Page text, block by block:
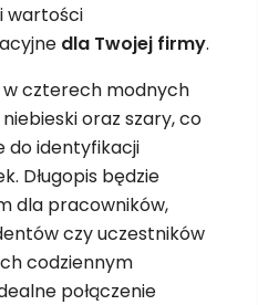
wartości
dla Twojej firmy.
czterech modnych
oraz szary, co
do identyfikacji
Długopis będzie
dla pracowników,
czy uczestników
codziennym
połączenie